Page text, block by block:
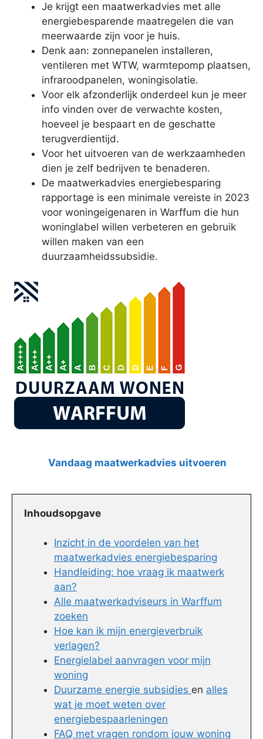
Je krijgt een maatwerkadvies met alle
energiebesparende maatregelen die van
meerwaarde zijn voor je huis.
Denk aan: zonnepanelen installeren,
ventileren met WTW, warmtepomp plaatsen,
infraroodpanelen, woningisolatie.
Voor elk afzonderlijk onderdeel kun je meer
info vinden over de verwachte kosten,
hoeveel je bespaart en de geschatte
terugverdientijd.
Voor het uitvoeren van de werkzaamheden
dien je zelf bedrijven te benaderen.
De maatwerkadvies energiebesparing
rapportage is een minimale vereiste in 2023
voor woningeigenaren in Warffum die hun
woninglabel willen verbeteren en gebruik
willen maken van een
duurzaamheidssubsidie.
Vandaag maatwerkadvies uitvoeren
Inhoudsopgave
Inzicht in de voordelen van het
maatwerkadvies energiebesparing
Handleiding: hoe vraag ik maatwerk
aan?
Alle maatwerkadviseurs in Warffum
zoeken
Hoe kan ik mijn energieverbruik
verlagen?
Energielabel aanvragen voor mijn
woning
Duurzame energie subsidies en alles
wat je moet weten over
energiebespaarleningen
FAQ met vragen rondom jouw woning